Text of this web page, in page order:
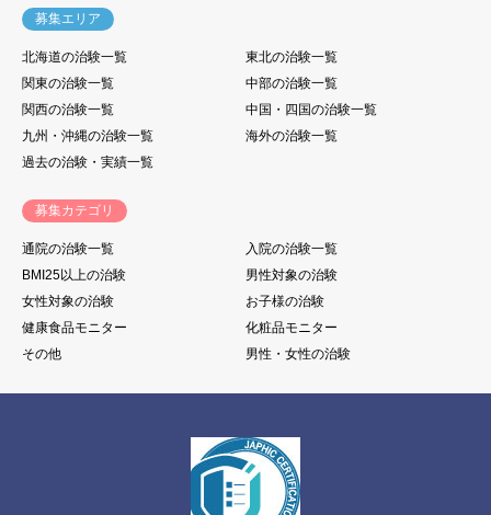
募集エリア
北海道の治験一覧
東北の治験一覧
関東の治験一覧
中部の治験一覧
関西の治験一覧
中国・四国の治験一覧
九州・沖縄の治験一覧
海外の治験一覧
過去の治験・実績一覧
募集カテゴリ
通院の治験一覧
入院の治験一覧
BMI25以上の治験
男性対象の治験
女性対象の治験
お子様の治験
健康食品モニター
化粧品モニター
その他
男性・女性の治験